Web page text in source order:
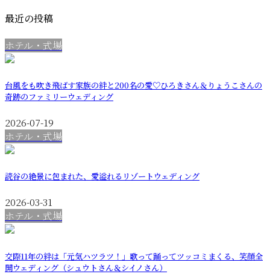
最近の投稿
ホテル・式場
台風をも吹き飛ばす家族の絆と200名の愛♡ひろきさん＆りょうこさんの
奇跡のファミリーウェディング
2026-07-19
ホテル・式場
読谷の絶景に包まれた、愛溢れるリゾートウェディング
2026-03-31
ホテル・式場
交際11年の絆は「元気ハツラツ！」歌って踊ってツッコミまくる、笑顔全
開ウェディング（シュウトさん＆シイノさん）